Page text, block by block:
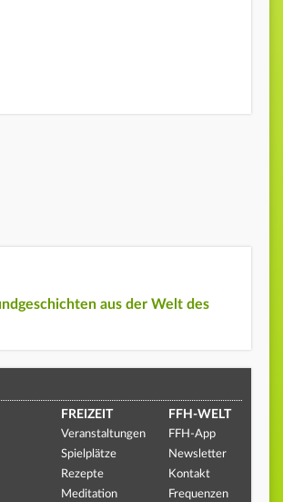
aus der Welt des
FREIZEIT
Veranstaltungen
Spielplätze
Rezepte
Meditation
FFH-WELT
FFH-App
Newsletter
Kontakt
Frequenzen